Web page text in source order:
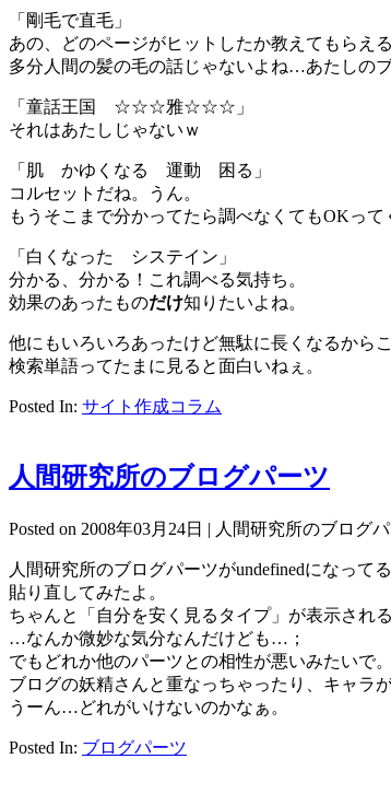
「剛毛で直毛」
あの、どのページがヒットしたか教えてもらえ
多分人間の髪の毛の話じゃないよね…あたしのブ
「童話王国 ☆☆☆雅☆☆☆」
それはあたしじゃないｗ
「肌 かゆくなる 運動 困る」
コルセットだね。うん。
もうそこまで分かってたら調べなくてもOKって
「白くなった システイン」
分かる、分かる！これ調べる気持ち。
効果のあったものだけ知りたいよね。
他にもいろいろあったけど無駄に長くなるから
検索単語ってたまに見ると面白いねぇ。
Posted In: サイト作成コラム
人間研究所のブログパーツ
Posted on 2008年03月24日 | 人間研究所のブログ
人間研究所のブログパーツがundefinedになっ
貼り直してみたよ。
ちゃんと「自分を安く見るタイプ」が表示される
…なんか微妙な気分なんだけども…；
でもどれか他のパーツとの相性が悪いみたいで。
ブログの妖精さんと重なっちゃったり、キャラ
うーん…どれがいけないのかなぁ。
Posted In: ブログパーツ